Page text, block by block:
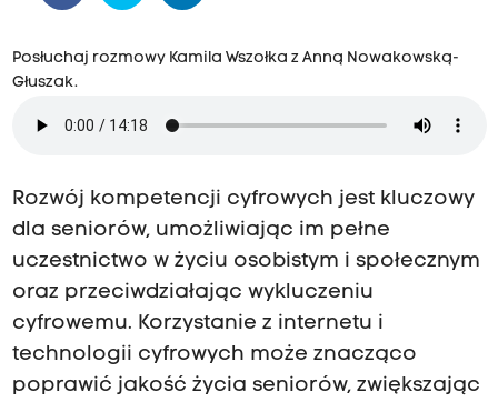
Posłuchaj rozmowy Kamila Wszołka z Anną Nowakowską-
Głuszak.
Rozwój kompetencji cyfrowych jest kluczowy
dla seniorów, umożliwiając im pełne
uczestnictwo w życiu osobistym i społecznym
oraz przeciwdziałając wykluczeniu
cyfrowemu. Korzystanie z internetu i
technologii cyfrowych może znacząco
poprawić jakość życia seniorów, zwiększając